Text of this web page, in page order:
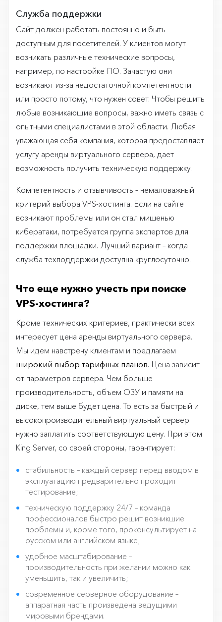
Служба поддержки
Сайт должен работать постоянно и быть
доступным для посетителей. У клиентов могут
возникать различные технические вопросы,
например, по настройке ПО. Зачастую они
возникают из-за недостаточной компетентности
или просто потому, что нужен совет. Чтобы решить
любые возникающие вопросы, важно иметь связь с
опытными специалистами в этой области. Любая
уважающая себя компания, которая предоставляет
услугу аренды виртуального сервера, дает
возможность получить техническую поддержку.
Компетентность и отзывчивость – немаловажный
критерий выбора VPS-хостинга. Если на сайте
возникают проблемы или он стал мишенью
кибератаки, потребуется группа экспертов для
поддержки площадки. Лучший вариант – когда
служба техподдержки доступна круглосуточно.
Что еще нужно учесть при поиске
VPS-хостинга?
Кроме технических критериев, практически всех
интересует цена аренды виртуального сервера.
Мы идем навстречу клиентам и предлагаем
широкий выбор тарифных планов. Цена зависит
от параметров сервера. Чем больше
производительность, объем ОЗУ и памяти на
диске, тем выше будет цена. То есть за быстрый и
высокопроизводительный виртуальный сервер
нужно заплатить соответствующую цену. При этом
King Server, со своей стороны, гарантирует:
стабильность – каждый сервер перед вводом в
эксплуатацию предварительно проходит
тестирование;
техническую поддержку 24/7 – команда
профессионалов быстро решит возникшие
проблемы и, кроме того, проконсультирует на
русском или английском языке;
удобное масштабирование –
производительность при желании можно как
уменьшить, так и увеличить;
современное серверное оборудование –
аппаратная часть произведена ведущими
мировыми брендами.